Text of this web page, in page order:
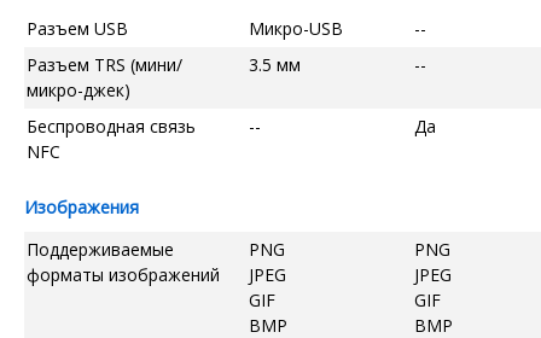
Разъем USB
Микро-USB
--
Разъем TRS (мини/
микро-джек)
3.5 мм --
Беспроводная связь
NFC
-- Да
Изображения
Поддерживаемые
форматы изображений
PNG
JPEG
GIF
BMP
PNG
JPEG
GIF
BMP